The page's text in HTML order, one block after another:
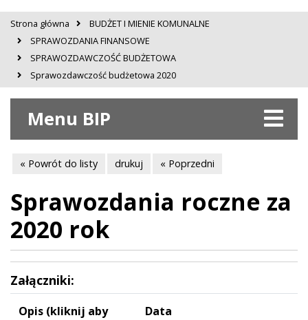
Strona główna
BUDŻET I MIENIE KOMUNALNE
SPRAWOZDANIA FINANSOWE
SPRAWOZDAWCZOŚĆ BUDŻETOWA
Sprawozdawczość budżetowa 2020
Menu BIP
« Powrót do listy drukuj « Poprzedni
Sprawozdania roczne za
2020 rok
Załączniki:
Opis (kliknij aby
Data